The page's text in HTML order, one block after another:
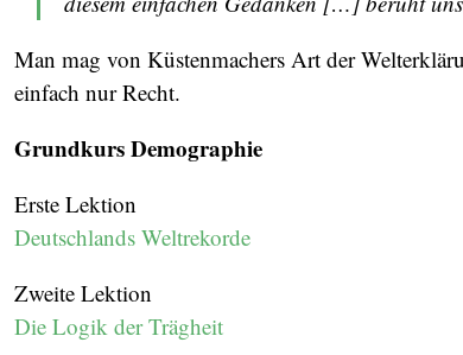
Man mag von Küstenmachers Art der
einfach nur Recht.
Grundkurs Demographie
Erste Lektion
Deutschlands Weltrekorde
Zweite Lektion
Die Logik der Trägheit